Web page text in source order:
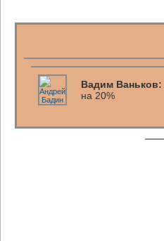
Вадим Ваньков:
на 20%